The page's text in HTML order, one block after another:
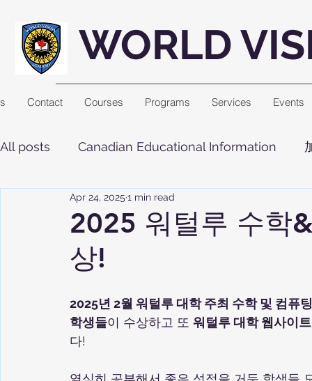
Contact Courses Programs Services Events
WORLD
All posts Canadian Educational Information
2025 워털루 수학
상!
Apr 24, 2025 1 min read
2025년 2월 워털루 대학 주최 수학 및 컴퓨
학생들이 수상하고 또 워털루 대학 웹사이
다!